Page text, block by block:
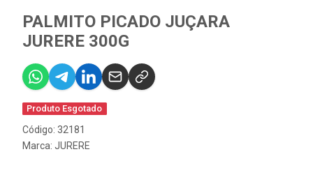
PALMITO PICADO JUÇARA
JURERE 300G
Produto Esgotado
Código: 32181
Marca: JURERE